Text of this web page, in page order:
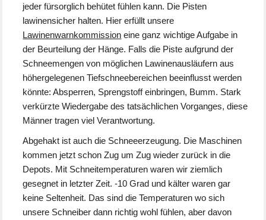
jeder fürsorglich behütet fühlen kann. Die Pisten
lawinensicher halten. Hier erfüllt unsere
Lawinenwarnkommission eine ganz wichtige Aufgabe in
der Beurteilung der Hänge. Falls die Piste aufgrund der
Schneemengen von möglichen Lawinenausläufern aus
höhergelegenen Tiefschneebereichen beeinflusst werden
könnte: Absperren, Sprengstoff einbringen, Bumm. Stark
verkürzte Wiedergabe des tatsächlichen Vorganges, diese
Männer tragen viel Verantwortung.
Abgehakt ist auch die Schneeerzeugung. Die Maschinen
kommen jetzt schon Zug um Zug wieder zurück in die
Depots. Mit Schneitemperaturen waren wir ziemlich
gesegnet in letzter Zeit. -10 Grad und kälter waren gar
keine Seltenheit. Das sind die Temperaturen wo sich
unsere Schneiber dann richtig wohl fühlen, aber davon